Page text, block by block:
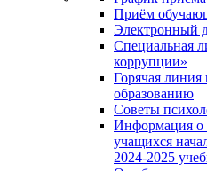
Приём
Электронный
Специальная
коррупции»
Горячая линия
образованию
Советы
Информация о
учащихся
2024-2025